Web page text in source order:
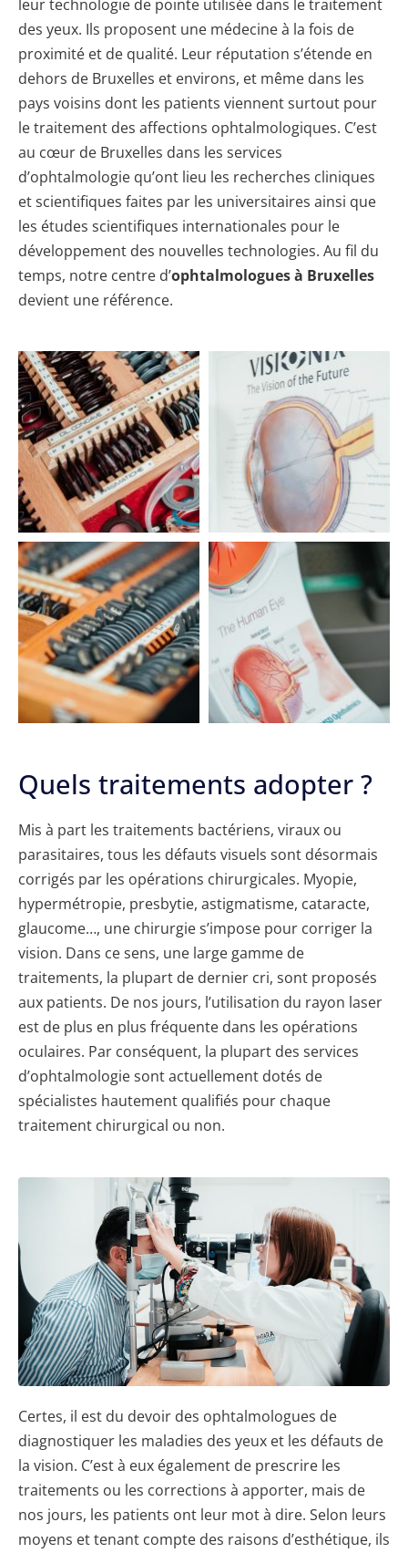
leur technologie de pointe utilisée dans le traitement
des yeux. Ils proposent une médecine à la fois de
proximité et de qualité. Leur réputation s’étende en
dehors de Bruxelles et environs, et même dans les
pays voisins dont les patients viennent surtout pour
le traitement des affections ophtalmologiques. C’est
au cœur de Bruxelles dans les services
d’ophtalmologie qu’ont lieu les recherches cliniques
et scientifiques faites par les universitaires ainsi que
les études scientifiques internationales pour le
développement des nouvelles technologies. Au fil du
temps, notre centre d’ophtalmologues à Bruxelles
devient une référence.
Quels traitements adopter ?
Mis à part les traitements bactériens, viraux ou
parasitaires, tous les défauts visuels sont désormais
corrigés par les opérations chirurgicales. Myopie,
hypermétropie, presbytie, astigmatisme, cataracte,
glaucome…, une chirurgie s’impose pour corriger la
vision. Dans ce sens, une large gamme de
traitements, la plupart de dernier cri, sont proposés
aux patients. De nos jours, l’utilisation du rayon laser
est de plus en plus fréquente dans les opérations
oculaires. Par conséquent, la plupart des services
d’ophtalmologie sont actuellement dotés de
spécialistes hautement qualifiés pour chaque
traitement chirurgical ou non.
Certes, il est du devoir des ophtalmologues de
diagnostiquer les maladies des yeux et les défauts de
la vision. C’est à eux également de prescrire les
traitements ou les corrections à apporter, mais de
nos jours, les patients ont leur mot à dire. Selon leurs
moyens et tenant compte des raisons d’esthétique, ils